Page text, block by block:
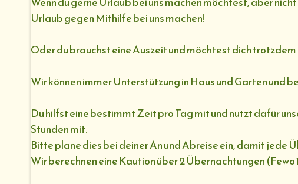
Urlaub gegen Mithilfe bei uns machen!
Oder du brauchst eine Auszeit und möchtest dich
Wir können immer Unterstützung in Haus und Garten und
Du hilfst eine bestimmt Zeit pro Tag mit und nutzt dafür
Stunden mit.
Bitte plane dies bei deiner An und Abreise ein, damit jede
Wir berechnen eine Kaution über 2 Übernachtungen